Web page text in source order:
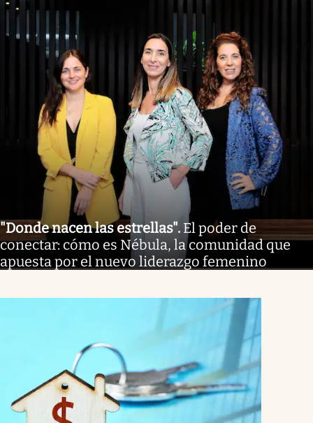
"Donde nacen las estrellas". El poder de
conectar: cómo es Nébula, la comunidad que
apuesta por el nuevo liderazgo femenino